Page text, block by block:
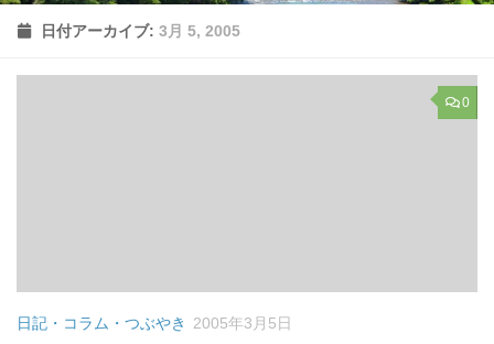
日付アーカイブ: 3月 5, 2005
0
日記・コラム・つぶやき 2005年3月5日